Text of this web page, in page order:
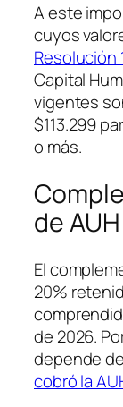
A este
cuyos
Resolución
Capital
vigentes
$113.299
o más.
de AUH
El
20%
de 2026.
depende
cobró la